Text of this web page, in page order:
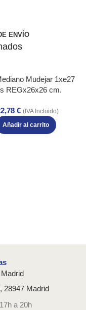
ENVÍO
Mudejar 1xe27
REGx26x26 cm.
€ (IVA Incluido)
Añadir al carrito
28947 Madrid
a 20h